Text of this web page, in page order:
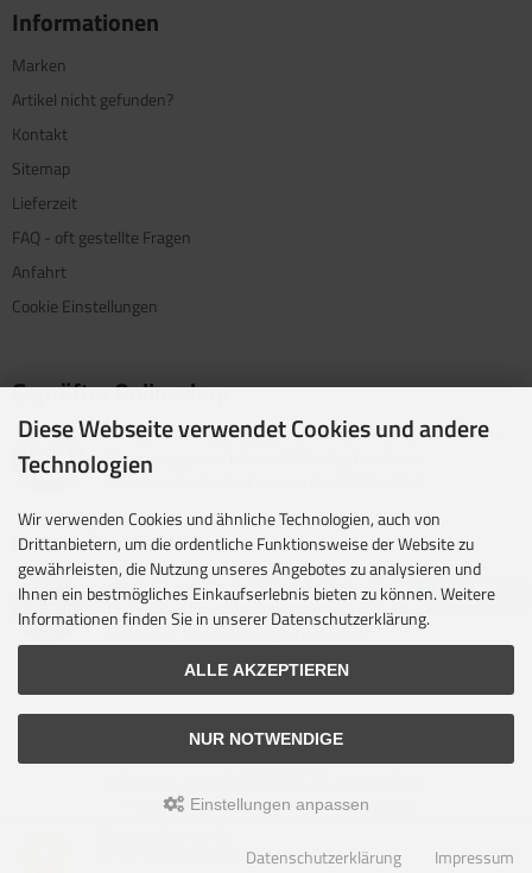
Informationen
Marken
Artikel nicht gefunden?
Kontakt
Sitemap
Lieferzeit
FAQ - oft gestellte Fragen
Anfahrt
Cookie Einstellungen
Geprüfter Onlineshop
Mit dem Vertrauenssiegel für kundenfreundliche Online-
Shops zeigen wir Internet-Händler, bei denen
Kundenzufriedenheit an oberster Stelle steht.
Unsere Partner
idealo ist eine der größten E-Commerce-Websites in
Europa und eines der führenden europäischen Online-
Shopping- und Preisvergleichsportale.
Alle Preise inkl. gesetzl. MwSt. zzgl.Versandkosten. Die durchgestrichenen Preise
© 2026 camppartner24 • Alle Rechte vorbehalten
Webdesign
Diese Webseite verwendet Cookies und andere
Technologien
Wir verwenden Cookies und ähnliche Technologien, auch von
Drittanbietern, um die ordentliche Funktionsweise der Website zu
gewährleisten, die Nutzung unseres Angebotes zu analysieren und
Ihnen ein bestmögliches Einkaufserlebnis bieten zu können. Weitere
Informationen finden Sie in unserer Datenschutzerklärung.
ALLE AKZEPTIEREN
NUR NOTWENDIGE
Einstellungen anpassen
Datenschutzerklärung Impressum
Bewertungen bei: shopvote.de ⓘ